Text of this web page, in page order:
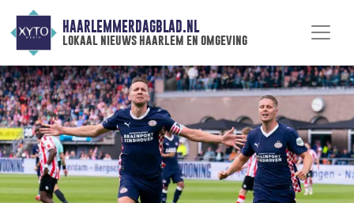
HAARLEMMERDAGBLAD.NL
lokaal nieuws haarlem en omgeving